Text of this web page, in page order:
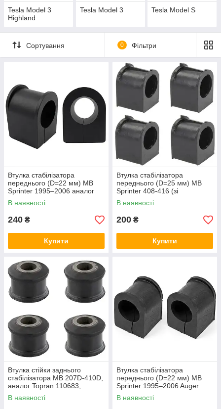
Tesla Model 3
Highland
Tesla Model 3 Tesla Model S
Сортування 0 Фільтри
Втулка стабілізатора
переднього (D=22 мм) MB
Sprinter 1995–2006 аналог
A9013230185 2 шт.
В наявності
240 ₴
Купити
Втулка стабілізатора
переднього (D=25 мм) MB
Sprinter 408-416 (зі
здвоєними колесами) 1995–
2006 A9043230085 4 шт.
В наявності
200 ₴
Купити
Втулка стійки заднього
стабілізатора MB 207D-410D,
аналог Topran 110683,
комплект 4 шт
В наявності
Втулка стабілізатора
переднього (D=22 мм) MB
Sprinter 1995–2006 Auger
A9013230185 2 шт.
В наявності